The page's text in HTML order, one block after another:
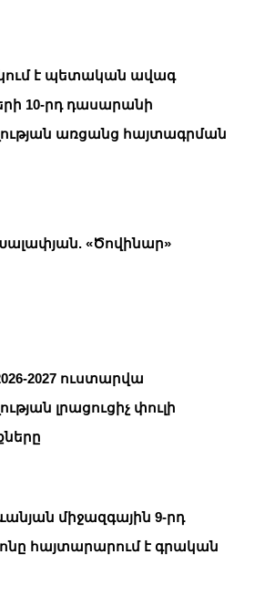
է պետական ավագ
10-րդ դասարանի
առցանց հայտագրման
«Ծովինար»
2027 ուստարվա
լրացուցիչ փուլի
միջազգային 9-րդ
հայտարարում է գրական